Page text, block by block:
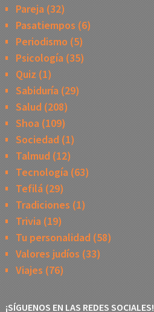
Pareja(32)
Pasatiempos (6)
Periodismo (5)
Psicología(35)
Quiz (1)
Sabiduría(29)
Salud (208)
Shoa(109)
Sociedad(1)
Talmud (12)
Tecnología(63)
Tefilá(29)
Tradiciones (1)
Trivia(19)
Tu personalidad(58)
Valores judíos (33)
Viajes (76)
¡SÍGUENOS EN LAS REDES SOCIALES!